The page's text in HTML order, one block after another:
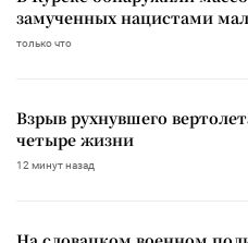
замученных нацистами
только что
Взрыв рухнувшего
четыре жизни
12 минут назад